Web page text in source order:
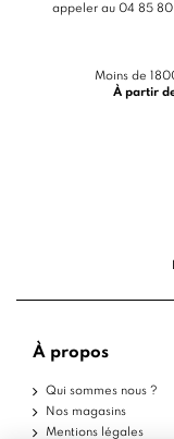
appeler au 04 85 80
Moins de
À partir
À propos
Qui sommes nous ?
Nos magasins
Mentions légales